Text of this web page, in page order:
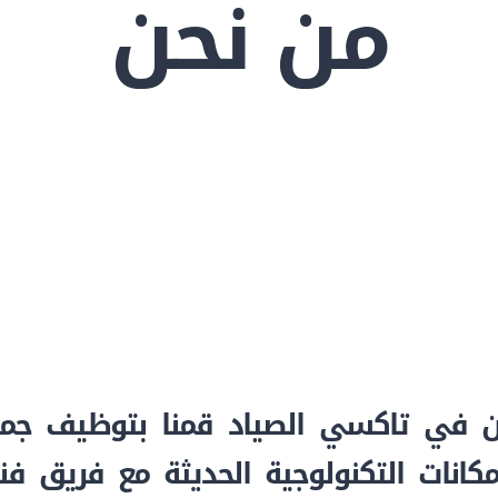
من نحن
في تاكسي الصياد قمنا بتوظيف
التكنولوجية الحديثة مع فريق